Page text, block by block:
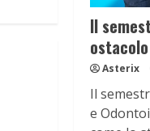
Il
Asterix
Il
e